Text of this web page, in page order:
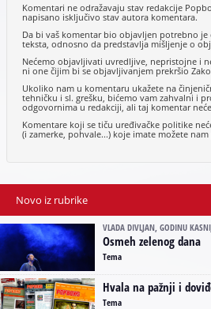
Komentari ne odražavaju stav redakcije
napisano isključivo stav autora komentara.
Da bi vaš komentar bio objavljen potrebno je
teksta, odnosno da predstavlja mišljenje o
Nećemo objavljivati uvredljive, nepristojne i
ni one čijim bi se objavljivanjem prekršio
Ukoliko nam u komentaru ukažete na
tehničku i sl. grešku, bićemo vam zahvalni i
odgovornima u redakciji, ali taj komentar
Komentare koji se tiču uređivačke politike
(i zamerke, pohvale...) koje imate možete
Novo iz rubrike
VLADA DIVLJAN, GODINU
Osmeh zelenog dana
Tema
Hvala na pažnji i
Tema